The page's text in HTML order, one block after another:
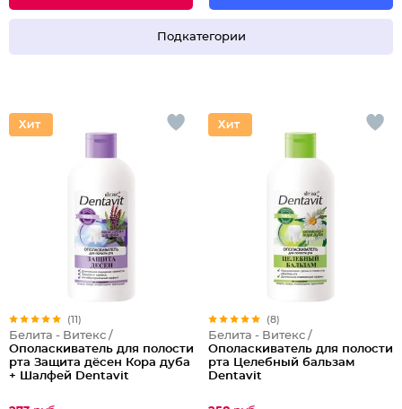
Подкатегории
(11)
Белита - Витекс /
Ополаскиватель для полости
рта Защита дёсен Кора дуба
+ Шалфей Dentavit
(8)
Белита - Витекс /
Ополаскиватель для полости
рта Целебный бальзам
Dentavit